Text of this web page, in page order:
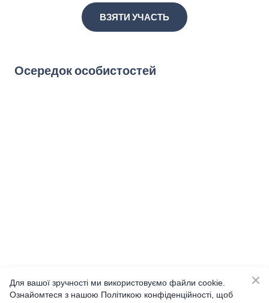
ВЗЯТИ УЧАСТЬ
Осередок особистостей
Для вашої зручності ми використовуємо файли cookie.
Ознайомтеся з нашою Політикою конфіденційності, щоб